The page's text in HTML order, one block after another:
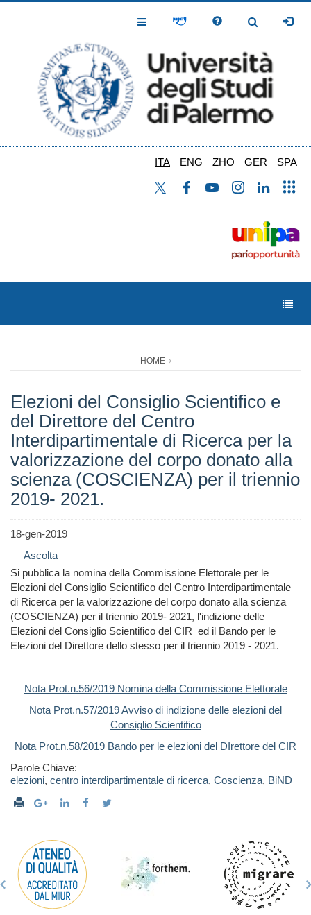
Toggle
Toggle
ITA ENG ZHO GER SPA
HOME
Elezioni del Consiglio Scientifico e
del Direttore del Centro
Interdipartimentale di Ricerca per la
valorizzazione del corpo donato alla
scienza (COSCIENZA) per il triennio
2019- 2021.
18-gen-2019
Ascolta
Si pubblica la nomina della Commissione Elettorale per le
Elezioni del Consiglio Scientifico del Centro Interdipartimentale
di Ricerca per la valorizzazione del corpo donato alla scienza
(COSCIENZA) per il triennio 2019- 2021, l'indizione delle
Elezioni del Consiglio Scientifico del CIR ed il Bando per le
Elezioni del Direttore dello stesso per il triennio 2019 - 2021.
Nota Prot.n.56/2019 Nomina della Commissione Elettorale
Nota Prot.n.57/2019 Avviso di indizione delle elezioni del
Consiglio Scientifico
Nota Prot.n.58/2019 Bando per le elezioni del DIrettore del CIR
Parole Chiave:
elezioni, centro interdipartimentale di ricerca, Coscienza, BiND